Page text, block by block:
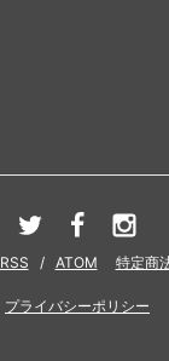
RSS / ATOM 特定商
プライバシーポリシー